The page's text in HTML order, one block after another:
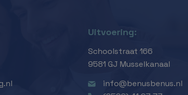
Uitvoering:
Schoolstraat 166
9581 GJ Musselkanaal
info@benusbenus.nl